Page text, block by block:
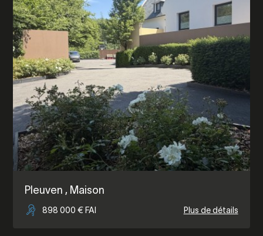
Pleuven , Maison
898 000 € FAI Plus de détails